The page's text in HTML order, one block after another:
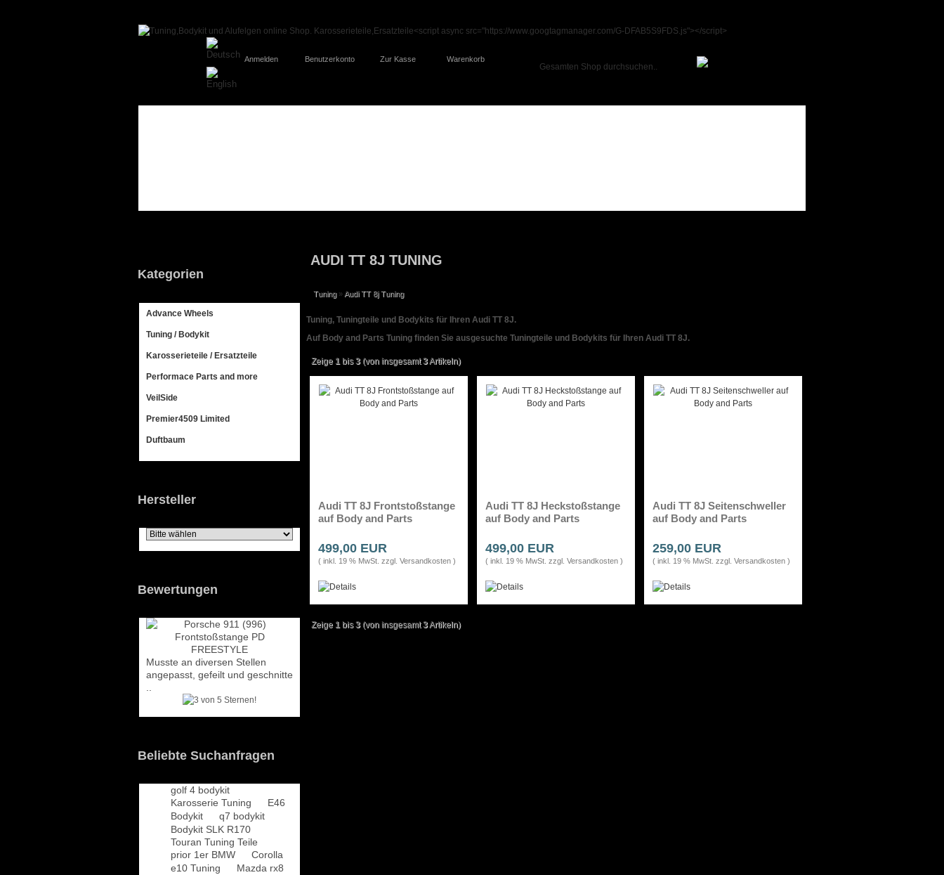
Anmelden Benutzerkonto Zur Kasse Warenkorb
Kategorien
Advance Wheels
Tuning / Bodykit
Karosserieteile / Ersatzteile
Performace Parts and more
VeilSide
Premier4509 Limited
Duftbaum
Hersteller
Bewertungen
Musste an diversen Stellen
angepasst, gefeilt und geschnitte
Beliebte Suchanfragen
golf 4 bodykit
Karosserie Tuning
E46
Bodykit
q7 bodykit
Bodykit SLK R170
Touran Tuning Teile
prior 1er BMW
Corolla
e10 Tuning
Mazda rx8
Tuning» Audi TT 8j Tuning
AUDI TT 8J TUNING
Tuning, Tuningteile und Bodykits für Ihren Audi TT 8J.
Auf Body and Parts Tuning finden Sie ausgesuchte Tuningteile und Bodykits für Ihren Audi TT 8J.
Zeige 1 bis3(von insgesamt3Artikeln)
Audi TT 8J Frontstoßstange
auf Body and Parts
499,00 EUR
( inkl. 19 % MwSt. zzgl. Versandkosten )
Audi TT 8J Heckstoßstange
auf Body and Parts
499,00 EUR
( inkl. 19 % MwSt. zzgl. Versandkosten )
Audi TT 8J Seitenschweller
auf Body and Parts
259,00 EUR
( inkl. 19 % MwSt. zzgl. Versandkosten )
Zeige 1 bis3(von insgesamt3Artikeln)